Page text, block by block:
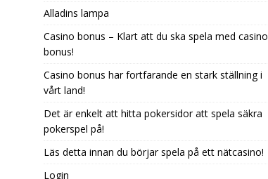
Alladins lampa
Casino bonus – Klart att du ska spela med casino
bonus!
Casino bonus har fortfarande en stark ställning i
vårt land!
Det är enkelt att hitta pokersidor att spela säkra
pokerspel på!
Läs detta innan du börjar spela på ett nätcasino!
Login